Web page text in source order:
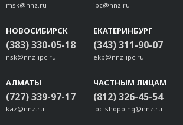
msk@nnz.ru ipc@nnz.ru
НОВОСИБИРСК
(383) 330-05-18
nsk@nnz-ipc.ru
ЕКАТЕРИНБУРГ
(343) 311-90-07
ekb@nnz-ipc.ru
АЛМАТЫ
(727) 339-97-17
kaz@nnz.ru
ЧАСТНЫМ ЛИЦАМ
(812) 326-45-54
ipc-shopping@nnz.ru